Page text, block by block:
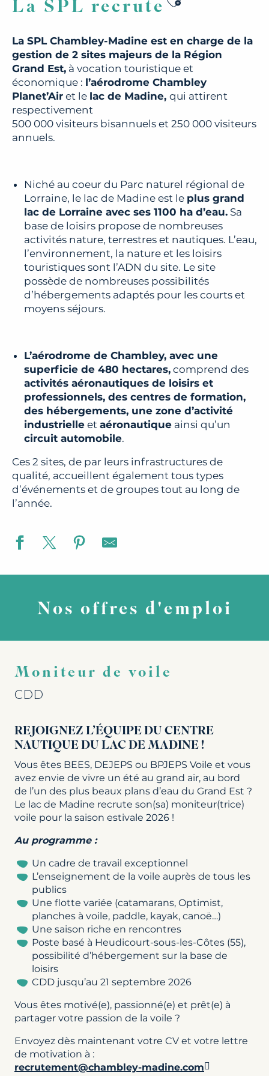
La SPL recrute
La SPL Chambley-Madine est en charge de la
gestion de 2 sites majeurs de la Région
Grand Est, à vocation touristique et
économique : l’aérodrome Chambley
Planet’Air et le lac de Madine, qui attirent
respectivement
500 000 visiteurs bisannuels et 250 000 visiteurs
annuels.
Niché au coeur du Parc naturel régional de
Lorraine, le lac de Madine est le plus grand
lac de Lorraine avec ses 1100 ha d’eau. Sa
base de loisirs propose de nombreuses
activités nature, terrestres et nautiques. L’eau,
l’environnement, la nature et les loisirs
touristiques sont l’ADN du site. Le site
possède de nombreuses possibilités
d’hébergements adaptés pour les courts et
moyens séjours.
L’aérodrome de Chambley, avec une
superficie de 480 hectares, comprend des
activités aéronautiques de loisirs et
professionnels, des centres de formation,
des hébergements, une zone d’activité
industrielle et aéronautique ainsi qu’un
circuit automobile.
Ces 2 sites, de par leurs infrastructures de
qualité, accueillent également tous types
d’événements et de groupes tout au long de
l’année.
Nos offres d'emploi
Moniteur de voile
CDD
REJOIGNEZ L’ÉQUIPE DU CENTRE
NAUTIQUE DU LAC DE MADINE !
Vous êtes BEES, DEJEPS ou BPJEPS Voile et vous
avez envie de vivre un été au grand air, au bord
de l’un des plus beaux plans d’eau du Grand Est ?
Le lac de Madine recrute son(sa) moniteur(trice)
voile pour la saison estivale 2026 !
Au programme :
Un cadre de travail exceptionnel
L’enseignement de la voile auprès de tous les
publics
Une flotte variée (catamarans, Optimist,
planches à voile, paddle, kayak, canoë…)
Une saison riche en rencontres
Poste basé à Heudicourt-sous-les-Côtes (55),
possibilité d’hébergement sur la base de
loisirs
CDD jusqu’au 21 septembre 2026
Vous êtes motivé(e), passionné(e) et prêt(e) à
partager votre passion de la voile ?
Envoyez dès maintenant votre CV et votre lettre
de motivation à :
recrutement@chambley-madine.com